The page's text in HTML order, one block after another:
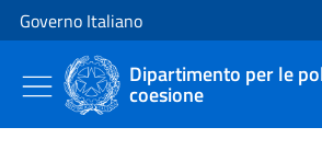
Vai al contenuto
Vai alla navigazione del sito
Governo Italiano
Dipartimento per le
coesione